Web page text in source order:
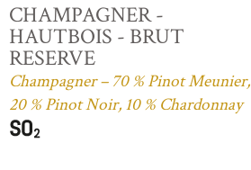
CHAMPAGNER -
HAUTBOIS - BRUT
RESERVE
Champagner – 70 % Pinot Meunier,
20 % Pinot Noir, 10 % Chardonnay